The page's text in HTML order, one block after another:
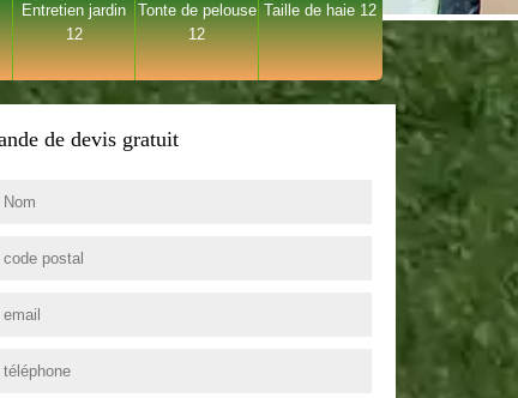
Entretien jardin
12
Tonte de pelouse
12
Taille de haie 12
de devis gratuit